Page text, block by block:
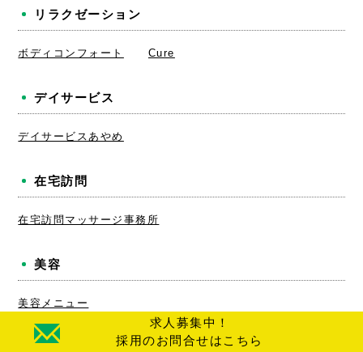
求人募集中！
採用のお問合せはこちら
リラクゼーション
ボディコンフォート Cure
デイサービス
デイサービスあやめ
在宅訪問
在宅訪問マッサージ事務所
美容
美容メニュー